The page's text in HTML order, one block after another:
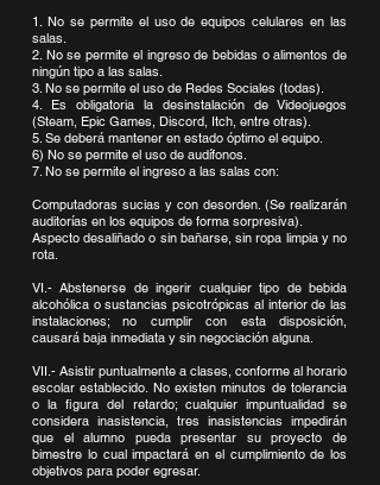
1. No se permite el uso de equipos celulares en las
salas.
2. No se permite el ingreso de bebidas o alimentos de
ningún tipo a las salas.
3. No se permite el uso de Redes Sociales (todas).
4. Es obligatoria la desinstalación de Videojuegos
(Steam, Epic Games, Discord, Itch, entre otras).
5. Se deberá mantener en estado óptimo el equipo.
6) No se permite el uso de audífonos.
7. No se permite el ingreso a las salas con:
Computadoras sucias y con desorden. (Se realizarán
auditorías en los equipos de forma sorpresiva).
Aspecto desaliñado o sin bañarse, sin ropa limpia y no
rota.
VI.- Abstenerse de ingerir cualquier tipo de bebida
alcohólica o sustancias psicotrópicas al interior de las
instalaciones; no cumplir con esta disposición,
causará baja inmediata y sin negociación alguna.
VII.- Asistir puntualmente a clases, conforme al horario
escolar establecido. No existen minutos de tolerancia
o la figura del retardo; cualquier impuntualidad se
considera inasistencia, tres inasistencias impedirán
que el alumno pueda presentar su proyecto de
bimestre lo cual impactará en el cumplimiento de los
objetivos para poder egresar.